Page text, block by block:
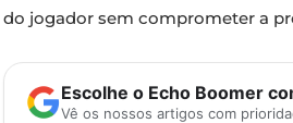
do jogador sem comprometer a
Escolhe o Echo Boomer
Vê os nossos artigos com